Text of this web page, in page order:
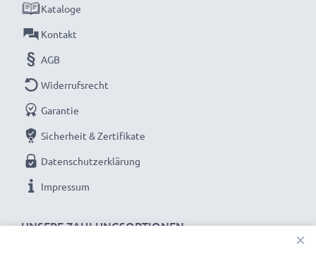
UNSERE ZAHLUNGSOPTIONEN
Kataloge
Kontakt
AGB
Widerrufsrecht
Garantie
Sicherheit & Zertifikate
Datenschutzerklärung
Impressum
×